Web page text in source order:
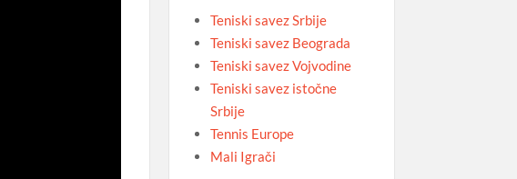
Teniski savez Srbije
Teniski savez Beograda
Teniski savez Vojvodine
Teniski savez istočne
Srbije
Tennis Europe
Mali Igrači